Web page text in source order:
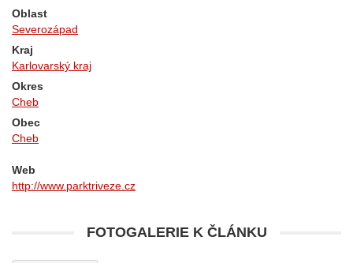
Oblast
Severozápad
Kraj
Karlovarský kraj
Okres
Cheb
Obec
Cheb
Web
http://www.parktriveze.cz
FOTOGALERIE K ČLÁNKU